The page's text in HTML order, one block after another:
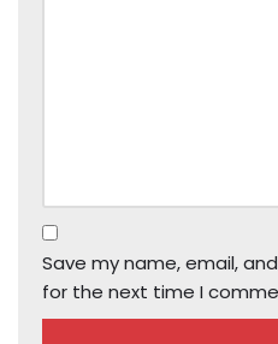
Save my name, email,
for the next time I